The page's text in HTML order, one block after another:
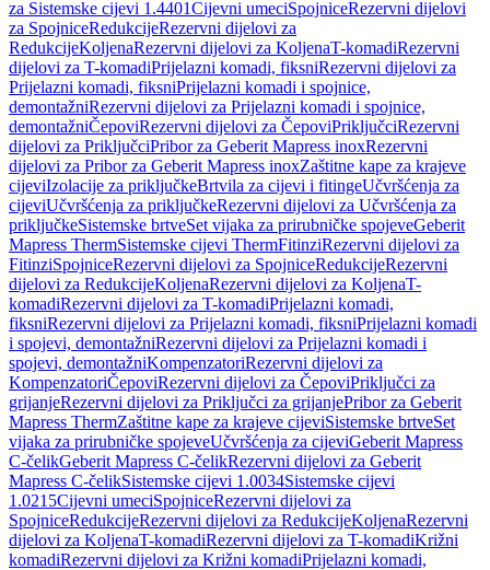
za Sistemske cijevi 1.4401Cijevni umeciSpojniceRezervni dijelovi
za SpojniceRedukcijeRezervni dijelovi za
RedukcijeKoljenaRezervni dijelovi za KoljenaT-komadiRezervni
dijelovi za T-komadiPrijelazni komadi, fiksniRezervni dijelovi za
Prijelazni komadi, fiksniPrijelazni komadi i spojnice,
demontažniRezervni dijelovi za Prijelazni komadi i spojnice,
demontažniČepoviRezervni dijelovi za ČepoviPriključciRezervni
dijelovi za PriključciPribor za Geberit Mapress inoxRezervni
dijelovi za Pribor za Geberit Mapress inoxZaštitne kape za krajeve
cijeviIzolacije za priključkeBrtvila za cijevi i fitingeUčvršćenja za
cijeviUčvršćenja za priključkeRezervni dijelovi za Učvršćenja za
priključkeSistemske brtveSet vijaka za prirubničke spojeveGeberit
Mapress ThermSistemske cijevi ThermFitinziRezervni dijelovi za
FitinziSpojniceRezervni dijelovi za SpojniceRedukcijeRezervni
dijelovi za RedukcijeKoljenaRezervni dijelovi za KoljenaT-
komadiRezervni dijelovi za T-komadiPrijelazni komadi,
fiksniRezervni dijelovi za Prijelazni komadi, fiksniPrijelazni komadi
i spojevi, demontažniRezervni dijelovi za Prijelazni komadi i
spojevi, demontažniKompenzatoriRezervni dijelovi za
KompenzatoriČepoviRezervni dijelovi za ČepoviPriključci za
grijanjeRezervni dijelovi za Priključci za grijanjePribor za Geberit
Mapress ThermZaštitne kape za krajeve cijeviSistemske brtveSet
vijaka za prirubničke spojeveUčvršćenja za cijeviGeberit Mapress
C-čelikGeberit Mapress C-čelikRezervni dijelovi za Geberit
Mapress C-čelikSistemske cijevi 1.0034Sistemske cijevi
1.0215Cijevni umeciSpojniceRezervni dijelovi za
SpojniceRedukcijeRezervni dijelovi za RedukcijeKoljenaRezervni
dijelovi za KoljenaT-komadiRezervni dijelovi za T-komadiKrižni
komadiRezervni dijelovi za Križni komadiPrijelazni komadi,